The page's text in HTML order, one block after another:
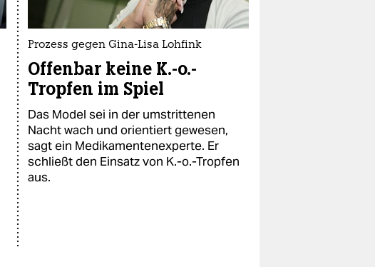
Prozess gegen Gina-Lisa Lohfink
Offenbar keine K.-o.-
Tropfen im Spiel
Das Model sei in der umstrittenen
Nacht wach und orientiert gewesen,
sagt ein Medikamentenexperte. Er
schließt den Einsatz von K.-o.-Tropfen
aus.